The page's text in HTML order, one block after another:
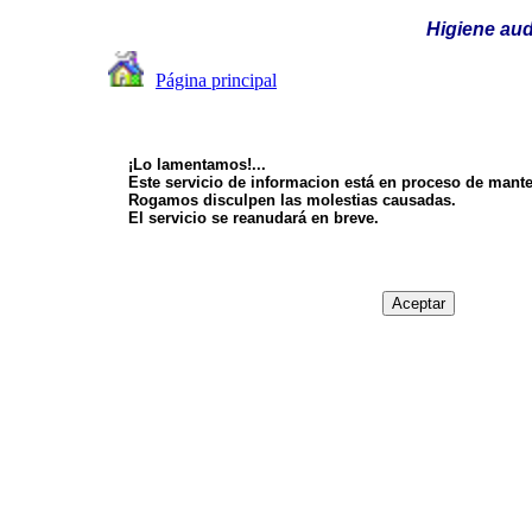
Higiene
Página principal
¡Lo lamentamos!...
Este servicio de informacion está en proceso de
Rogamos disculpen las molestias causadas.
El servicio se reanudará en breve.